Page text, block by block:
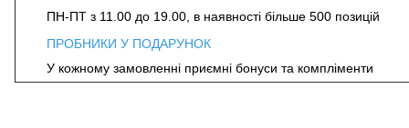
ПН-ПТ з 11.00 до 19.00, в наявності більше 500 позицій
ПРОБНИКИ У ПОДАРУНОК
У кожному замовленні приємні бонуси та компліменти